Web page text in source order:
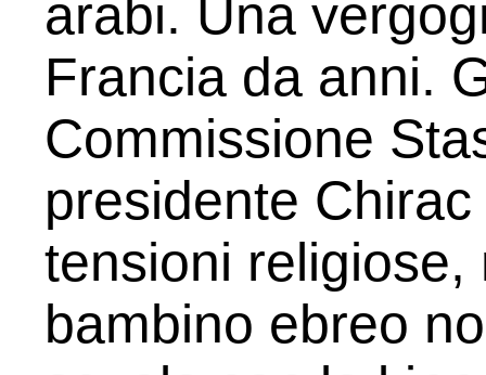
arabi. Una
Francia da anni.
Commissione
presidente
tensioni
bambino ebreo